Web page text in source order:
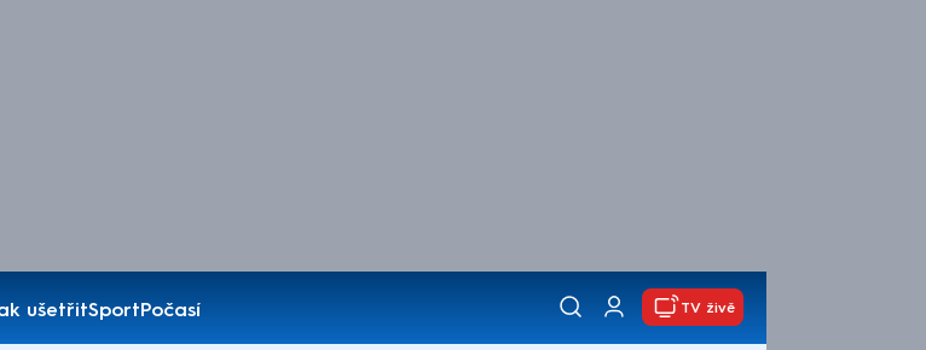
ušetřitSportPočasí
TV živě